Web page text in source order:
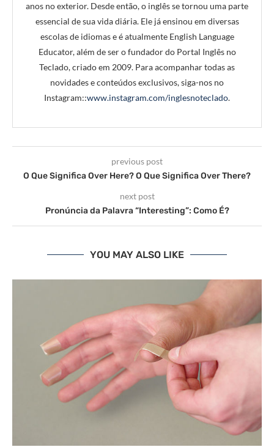
anos no exterior. Desde então, o inglês se tornou uma parte
essencial de sua vida diária. Ele já ensinou em diversas
escolas de idiomas e é atualmente English Language
Educator, além de ser o fundador do Portal Inglês no
Teclado, criado em 2009. Para acompanhar todas as
novidades e conteúdos exclusivos, siga-nos no
Instagram::www.instagram.com/inglesnoteclado.
previous post
O Que Significa Over Here? O Que Significa Over There?
next post
Pronúncia da Palavra “Interesting”: Como É?
YOU MAY ALSO LIKE